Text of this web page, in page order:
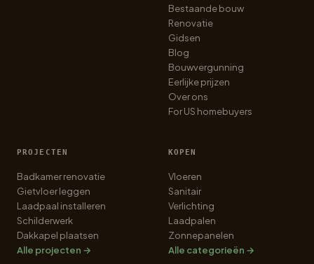
Bestaande bouw
Renovatie
Gidsen
Blog
Bouwvergunning
Eerlijke prijzen
Over ons
For US homebuyers
PROJECTEN
Badkamer renovatie
Gietvloer leggen
Laadpaal installeren
Schilderwerk
Dakkapel plaatsen
Alle projecten →
KOPEN
Vloeren
Sanitair
Verlichting
Laadpalen
Zonnepanelen
Alle categorieën →